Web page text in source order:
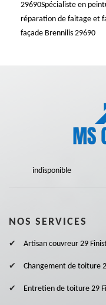
29690Spécialiste en
réparation de faitage et
façade Brennilis 29690
indisponible
NOS SERVICES
Artisan couvreur 29
Changement de toiture
Entretien de toiture 29